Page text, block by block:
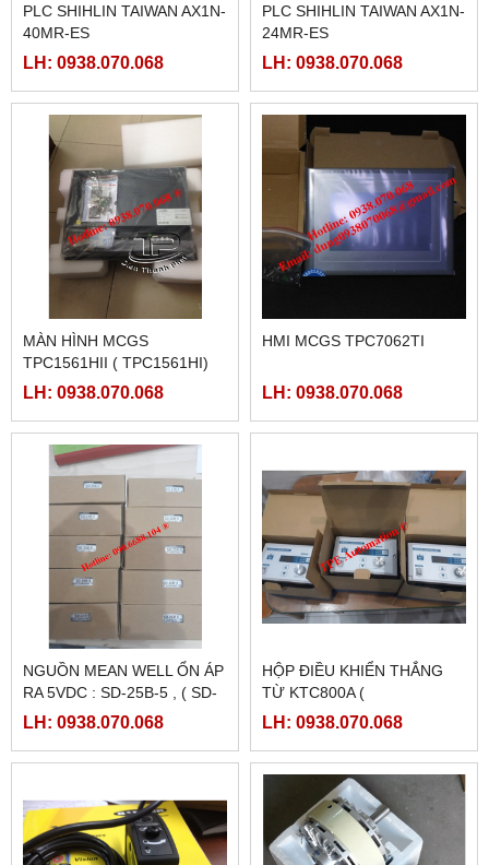
PLC SHIHLIN TAIWAN AX1N-
40MR-ES
LH: 0938.070.068
PLC SHIHLIN TAIWAN AX1N-
24MR-ES
LH: 0938.070.068
MÀN HÌNH MCGS
TPC1561HII ( TPC1561HI)
LH: 0938.070.068
HMI MCGS TPC7062TI
LH: 0938.070.068
NGUỒN MEAN WELL ỔN ÁP
RA 5VDC : SD-25B-5 , ( SD-
25B-12, SD-25B-24)
LH: 0938.070.068
HỘP ĐIỀU KHIỂN THẮNG
TỪ KTC800A (
24VDC/4AMPE)
LH: 0938.070.068